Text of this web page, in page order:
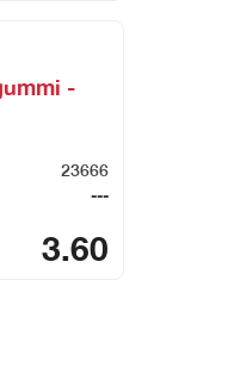
-
23666
---
3.60